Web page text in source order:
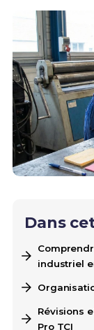
Dans
industriel
Révisions
Pro TCI